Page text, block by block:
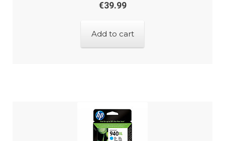
€39.99
Add to cart